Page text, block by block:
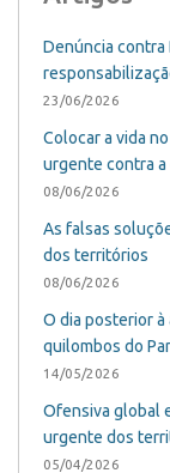
Denúncia contra
23/06/2026
Colocar a vida
urgente contra a
08/06/2026
As falsas
dos territórios
08/06/2026
O dia posterior
quilombos do
14/05/2026
Ofensiva global
urgente dos
05/04/2026